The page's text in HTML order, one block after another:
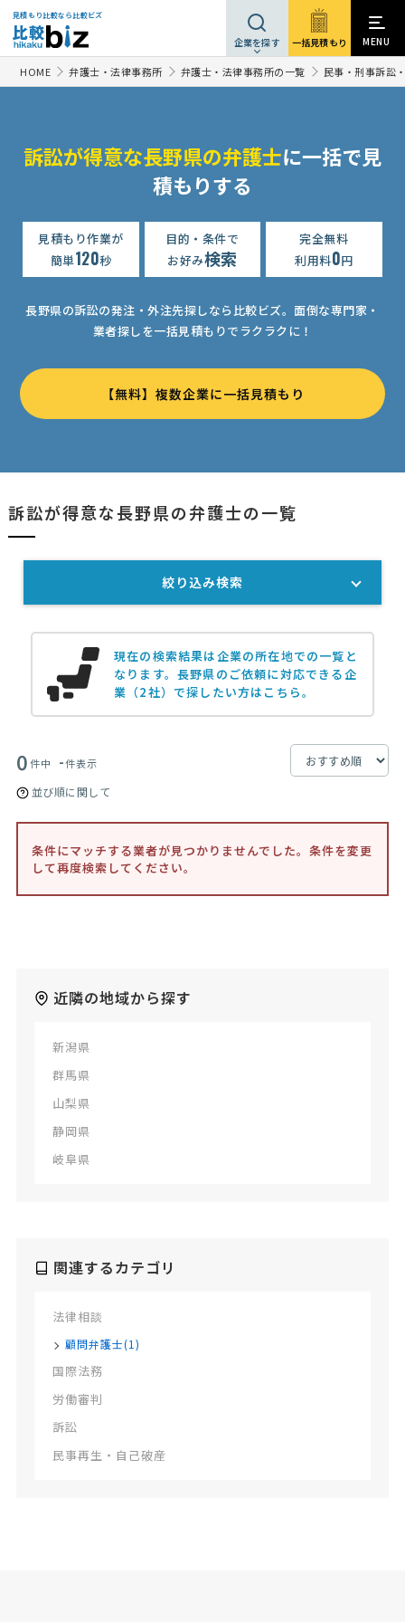
見積もり比較なら比較ビズ
企業を探す 一括見積もり MENU
HOME 弁護士・法律事務所 弁護士・法律事務所の一覧 民事・刑事訴訟
訴訟が得意な長野県の弁護士に一括で見
積もりする
見積もり作業が
簡単120秒
目的・条件で
お好み検索
完全無料
利用料0円
長野県の訴訟の発注・外注先探しなら比較ビズ。 面倒な専門家・
業者探しを一括見積もりでラクラクに！
【無料】複数企業に一括見積もり
訴訟が得意な長野県の弁護士の一覧
現在の検索結果は企業の所在地での一覧と
なります。長野県のご依頼に対応できる企
業（2社）で探したい方はこちら。
0件中 -件表示
並び順に関して
条件にマッチする業者が見つかりませんでした。条件を変更
して再度検索してください。
近隣の地域から探す
新潟県
群馬県
山梨県
静岡県
岐阜県
関連するカテゴリ
法律相談
顧問弁護士(1)
国際法務
労働審判
訴訟
民事再生・自己破産
絞り込み検索